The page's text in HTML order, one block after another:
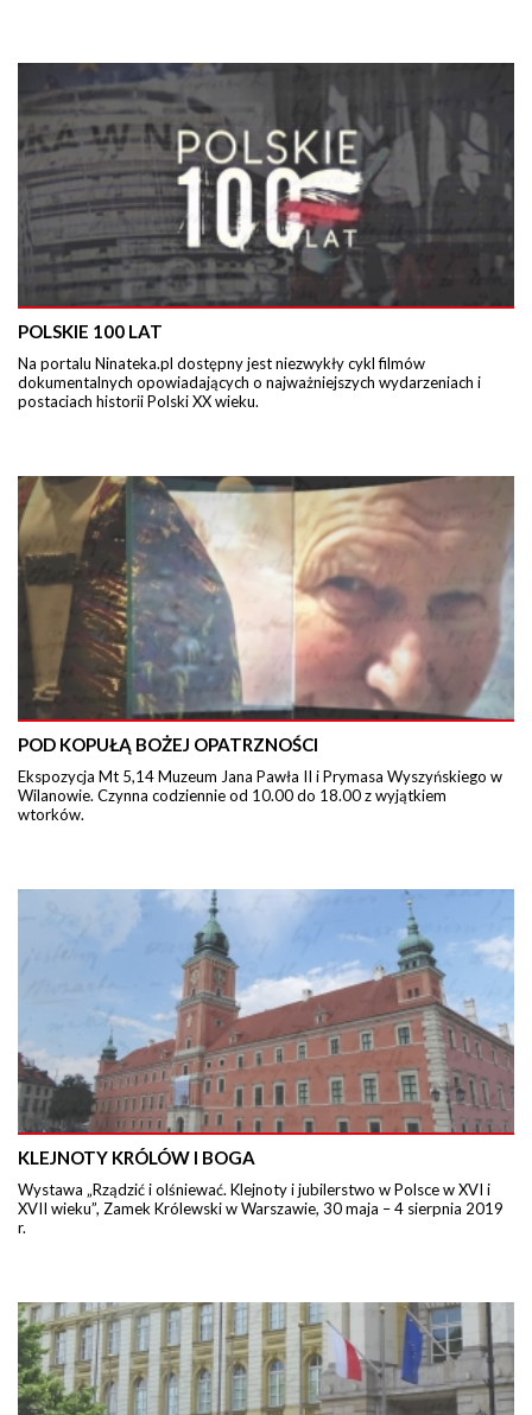
POLSKIE 100 LAT
Na portalu Ninateka.pl dostępny jest niezwykły cykl filmów
dokumentalnych opowiadających o najważniejszych wydarzeniach i
postaciach historii Polski XX wieku.
POD KOPUŁĄ BOŻEJ OPATRZNOŚCI
Ekspozycja Mt 5,14 Muzeum Jana Pawła II i Prymasa Wyszyńskiego w
Wilanowie. Czynna codziennie od 10.00 do 18.00 z wyjątkiem
wtorków.
KLEJNOTY KRÓLÓW I BOGA
Wystawa „Rządzić i olśniewać. Klejnoty i jubilerstwo w Polsce w XVI i
XVII wieku”, Zamek Królewski w Warszawie, 30 maja – 4 sierpnia 2019
r.